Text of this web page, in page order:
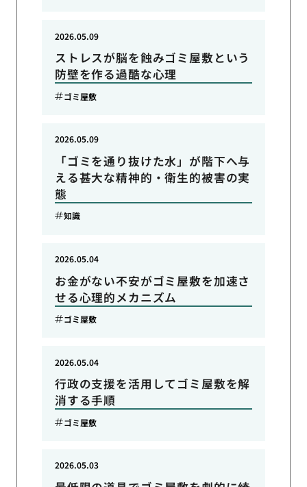
ストレスが脳を蝕みゴミ屋敷という
防壁を作る過酷な心理
2026.05.09
ゴミ屋敷
「ゴミを通り抜けた水」が階下へ与
える甚大な精神的・衛生的被害の実
態
2026.05.09
知識
お金がない不安がゴミ屋敷を加速さ
せる心理的メカニズム
2026.05.04
ゴミ屋敷
行政の支援を活用してゴミ屋敷を解
消する手順
2026.05.04
ゴミ屋敷
2026.05.03